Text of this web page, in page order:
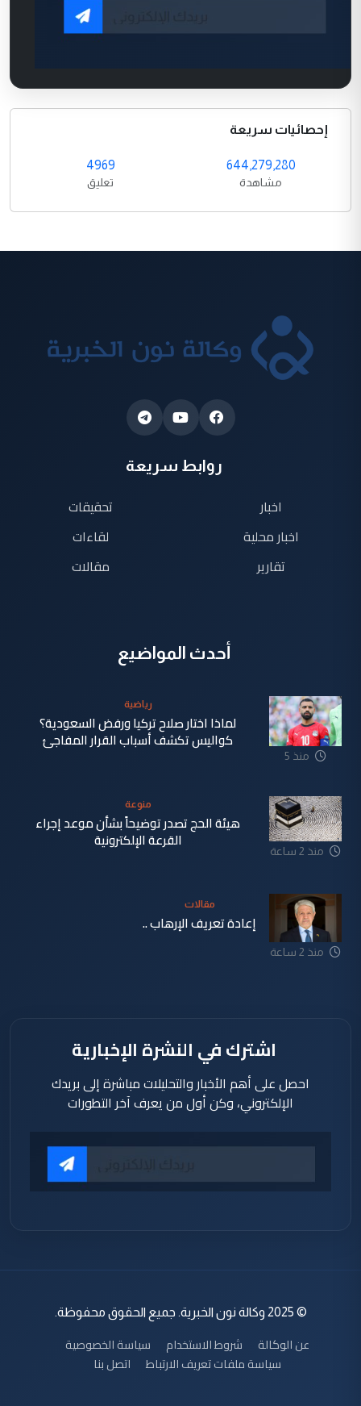
إحصائيات سريعة
644,279,280
مشاهدة
4969
تعليق
روابط سريعة
اخبار
اخبار محلية
تقارير
تحقيقات
لقاءات
مقالات
أحدث المواضيع
منذ 5
رياضية
لماذا اختار صلاح تركيا ورفض السعودية؟
كواليس تكشف أسباب القرار المفاجئ
منذ 2 ساعة
منوعة
هيئة الحج تصدر توضيحاً بشأن موعد إجراء
القرعة الإلكترونية
منذ 2 ساعة
مقالات
إعادة تعريف الإرهاب ..
اشترك في النشرة الإخبارية
احصل على أهم الأخبار والتحليلات مباشرة إلى بريدك
الإلكتروني، وكن أول من يعرف آخر التطورات
© 2025 وكالة نون الخبرية. جميع الحقوق محفوظة.
عن الوكالة شروط الاستخدام
سياسة الخصوصية
سياسة ملفات تعريف الارتباط
اتصل بنا